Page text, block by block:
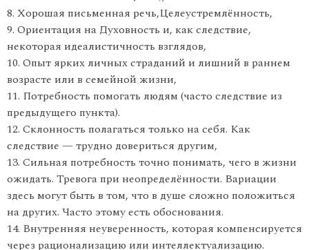
8. Хорошая письменная речь,Целеустремлённость,
9. Ориентация на Духовность и, как следствие,
некоторая идеалистичность взглядов,
10. Опыт ярких личных страданий и лишний в раннем
возрасте или в семейной жизни,
11. Потребность помогать людям (часто следствие из
предыдущего пункта).
12. Склонность полагаться только на себя. Как
следствие — трудно довериться другим,
13. Сильная потребность точно понимать, чего в жизни
ожидать. Тревога при неопределённости. Вариации
здесь могут быть в том, что в душе сложно положиться
на других. Часто этому есть обоснования.
14. Внутренняя неуверенность, которая компенсируется
через рационализацию или интеллектуализацию.